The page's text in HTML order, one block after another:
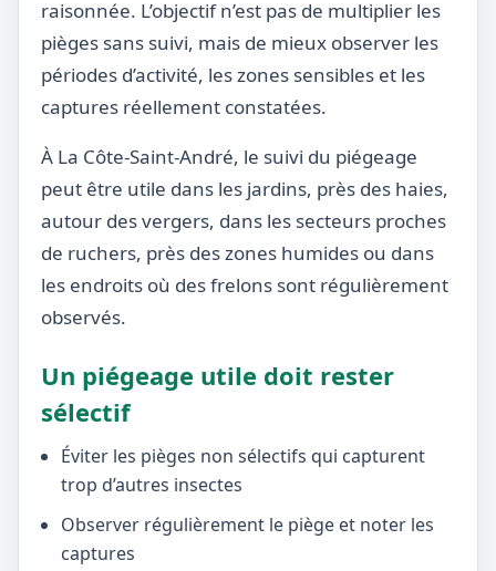
raisonnée. L’objectif n’est pas de multiplier les
pièges sans suivi, mais de mieux observer les
périodes d’activité, les zones sensibles et les
captures réellement constatées.
À La Côte-Saint-André, le suivi du piégeage
peut être utile dans les jardins, près des haies,
autour des vergers, dans les secteurs proches
de ruchers, près des zones humides ou dans
les endroits où des frelons sont régulièrement
observés.
Un piégeage utile doit rester
sélectif
Éviter les pièges non sélectifs qui capturent
trop d’autres insectes
Observer régulièrement le piège et noter les
captures